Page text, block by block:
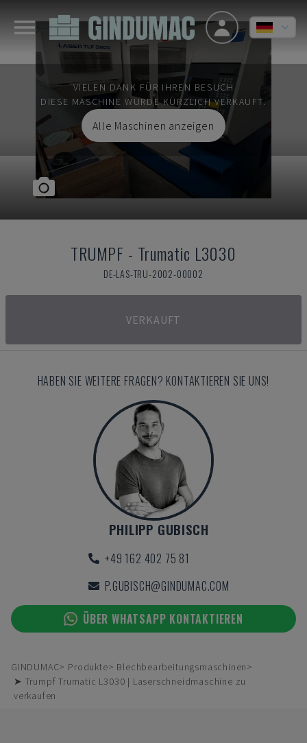
VIELEN DANK FÜR IHREN BESUCH
DIESE MASCHINE WURDE KÜRZLICH VERKAUFT.
Alle Maschinen anzeigen
TRUMPF - Trumatic L3030
DE-LAS-TRU-2002-00002
VERKAUFT
HABEN SIE WEITERE FRAGEN? KONTAKTIEREN SIE UNS!
PHILIPP GUBISCH
+49 162 402 75 81
P.GUBISCH@GINDUMAC.COM
ÜBER WHATSAPP KONTAKTIEREN
GINDUMAC Produkte
Blechbearbeitungsmaschinen
➤ Trumpf Trumatic L3030 | Laserschneidmaschine zu
verkaufen